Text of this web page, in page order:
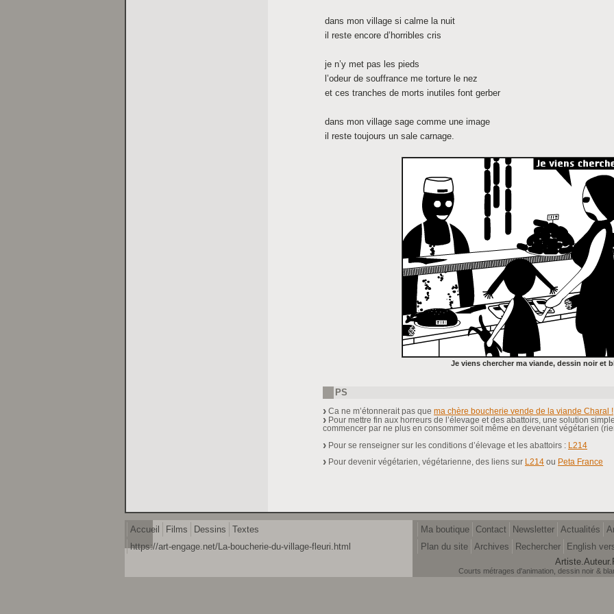
dans mon village si calme la nuit
il reste encore d’horribles cris
je n’y met pas les pieds
l’odeur de souffrance me torture le nez
et ces tranches de morts inutiles font gerber
dans mon village sage comme une image
il reste toujours un sale carnage.
Je viens chercher ma viande, dessin noir et
PS
Ca ne m’étonnerait pas que ma chère boucherie vende de la viande Charal !
Pour mettre fin aux horreurs de l’élevage et des abattoirs, une solution
commencer par ne plus en consommer soit même en devenant végétarien
Pour se renseigner sur les conditions d’élevage et les abattoirs : L214
Pour devenir végétarien, végétarienne, des liens sur L214 ou Peta France
Accueil Films Dessins
Textes
https://art-engage.net/La-boucherie-du-village-fleuri.html
Ma boutique Contact Newsletter Actualités
Plan du site Archives Rechercher
English
Courts métrages d'animation, dessin noir &